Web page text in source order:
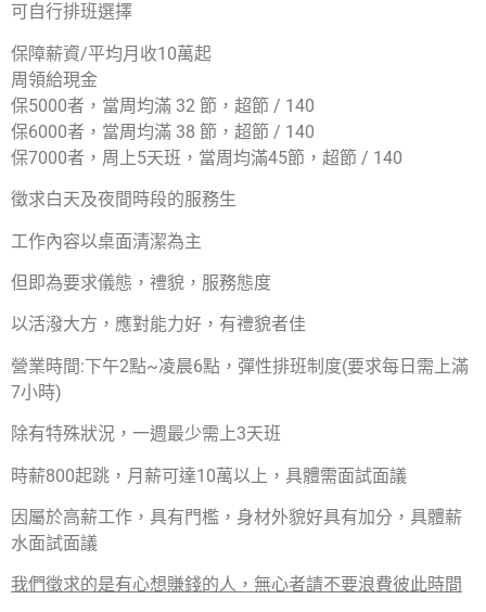
可自行排班選擇
保障薪資/平均月收10萬起
周領給現金
保5000者，當周均滿 32 節，超節 / 140
保6000者，當周均滿 38 節，超節 / 140
保7000者，周上5天班，當周均滿45節，超節 / 140
徵求白天及夜間時段的服務生
工作內容以桌面清潔為主
但即為要求儀態，禮貌，服務態度
以活潑大方，應對能力好，有禮貌者佳
營業時間:下午2點~凌晨6點，彈性排班制度(要求每日需上滿
7小時)
除有特殊狀況，一週最少需上3天班
時薪800起跳，月薪可達10萬以上，具體需面試面議
因屬於高薪工作，具有門檻，身材外貌好具有加分，具體薪
水面試面議
我們徵求的是有心想賺錢的人，無心者請不要浪費彼此時間